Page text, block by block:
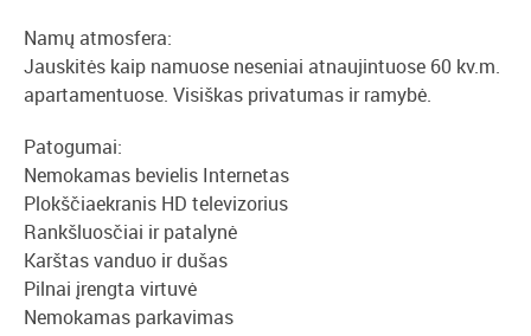
Namų atmosfera:
Jauskitės kaip namuose neseniai atnaujintuose 60 kv.m.
apartamentuose. Visiškas privatumas ir ramybė.
Patogumai:
Nemokamas bevielis Internetas
Plokščiaekranis HD televizorius
Rankšluosčiai ir patalynė
Karštas vanduo ir dušas
Pilnai įrengta virtuvė
Nemokamas parkavimas